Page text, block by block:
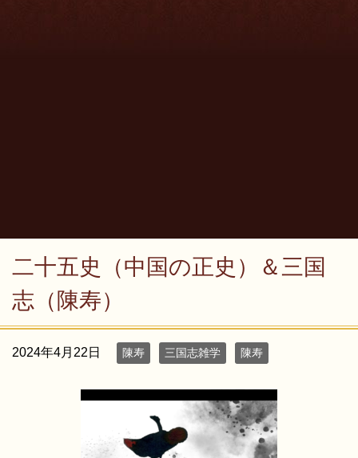
二十五史（中国の正史）＆三国
志（陳寿）
2024年4月22日 陳寿 三国志雑学 陳寿